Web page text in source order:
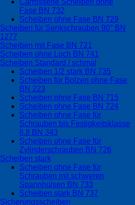
Carrosserie Scheiben ohne
Fase BN 732
Scheiben ohne Fase BN 729
Scheiben für Senkschrauben 90° BN
1277
Scheiben mit Fase BN 721
Scheiben ohne Loch BN 741
Scheiben Standard / schmal
Scheiben 1/2 stark BN 735
Scheiben für Bolzen ohne Fase
BN 223
Scheiben ohne Fase BN 715
Scheiben ohne Fase BN 724
Scheiben ohne Fase für
Schrauben bis Festigkeitsklasse
8.8 BN 343
Scheiben ohne Fase für
Zylinderschrauben BN 726
Scheiben stark
Scheiben ohne Fase für
Schrauben mit schweren
Spannhülsen BN 733
Scheiben stark BN 737
Sicherungsscheiben